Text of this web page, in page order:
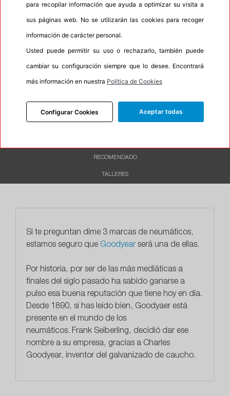
No
Calidad PREMIUM
No
RECOMENDADO
TALLERES
Si te preguntan dime 3 marcas de neumáticos,
estamos seguro que Goodyear será una de ellas.
Por historia, por ser de las más mediáticas a
finales del siglo pasado ha sabido ganarse a
pulso esa buena reputación que tiene hoy en día.
Desde 1890, sí has leído bien, Goodyaer está
presente en el mundo de los
neumáticos. Frank Seiberling, decidió dar ese
nombre a su empresa, gracias a Charles
Goodyear, inventor del galvanizado de caucho.
para recopilar información que ayuda a optimizar su visita a
sus páginas web. No se utilizarán las cookies para recoger
información de carácter personal.
Usted puede permitir su uso o rechazarlo, también puede
cambiar su configuración siempre que lo desee. Encontrará
más información en nuestra Política de Cookies
Configurar Cookies Aceptar todas